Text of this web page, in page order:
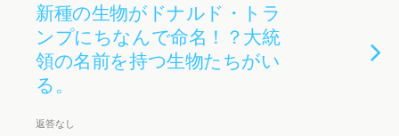
新種の生物がドナルド・トラ
ンプにちなんで命名！？大統
領の名前を持つ生物たちがい
る。
返答なし